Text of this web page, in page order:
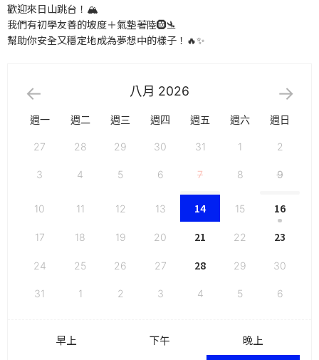
歡迎來日山跳台！🏔️
我們有初學友善的坡度＋氣墊著陸🛞🛬
幫助你安全又穩定地成為夢想中的樣子！🔥✨
八月 2026
週一 週二 週三 週四 週五 週六 週日
27 28 29 30 31 1 2
3 4 5 6 7 8 9
10 11 12 13 14 15 16
17 18 19 20 21 22 23
24 25 26 27 28 29 30
31 1 2 3 4 5 6
早上 下午
晚上